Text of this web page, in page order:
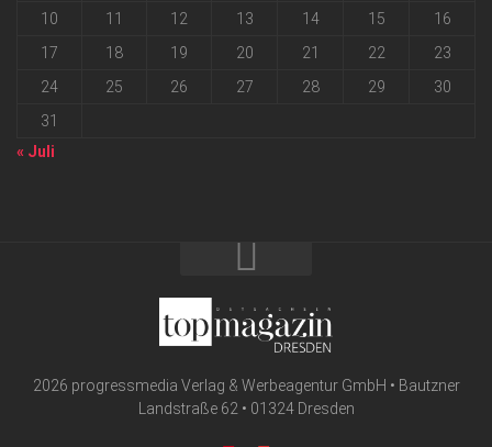
10
11 12 13 14 15
16
17
18 19 20 21 22
23
24
25 26 27 28 29
30
31
« Juli
2026 progressmedia Verlag & Werbeagentur GmbH • Bautzner
Landstraße 62 • 01324 Dresden